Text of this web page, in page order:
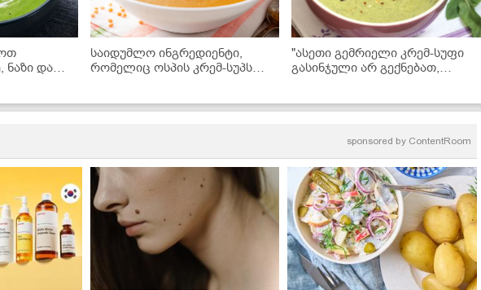
ნაზი და
საიდუმლო ინგრედიენტი,
რომელიც ოსპის კრემ-სუპს
გაგისინჯავთ!
"ასეთი გემრიელი კრემ-სუფი
გასინჯული არ გექნებათ,
sponsored by ContentRoom